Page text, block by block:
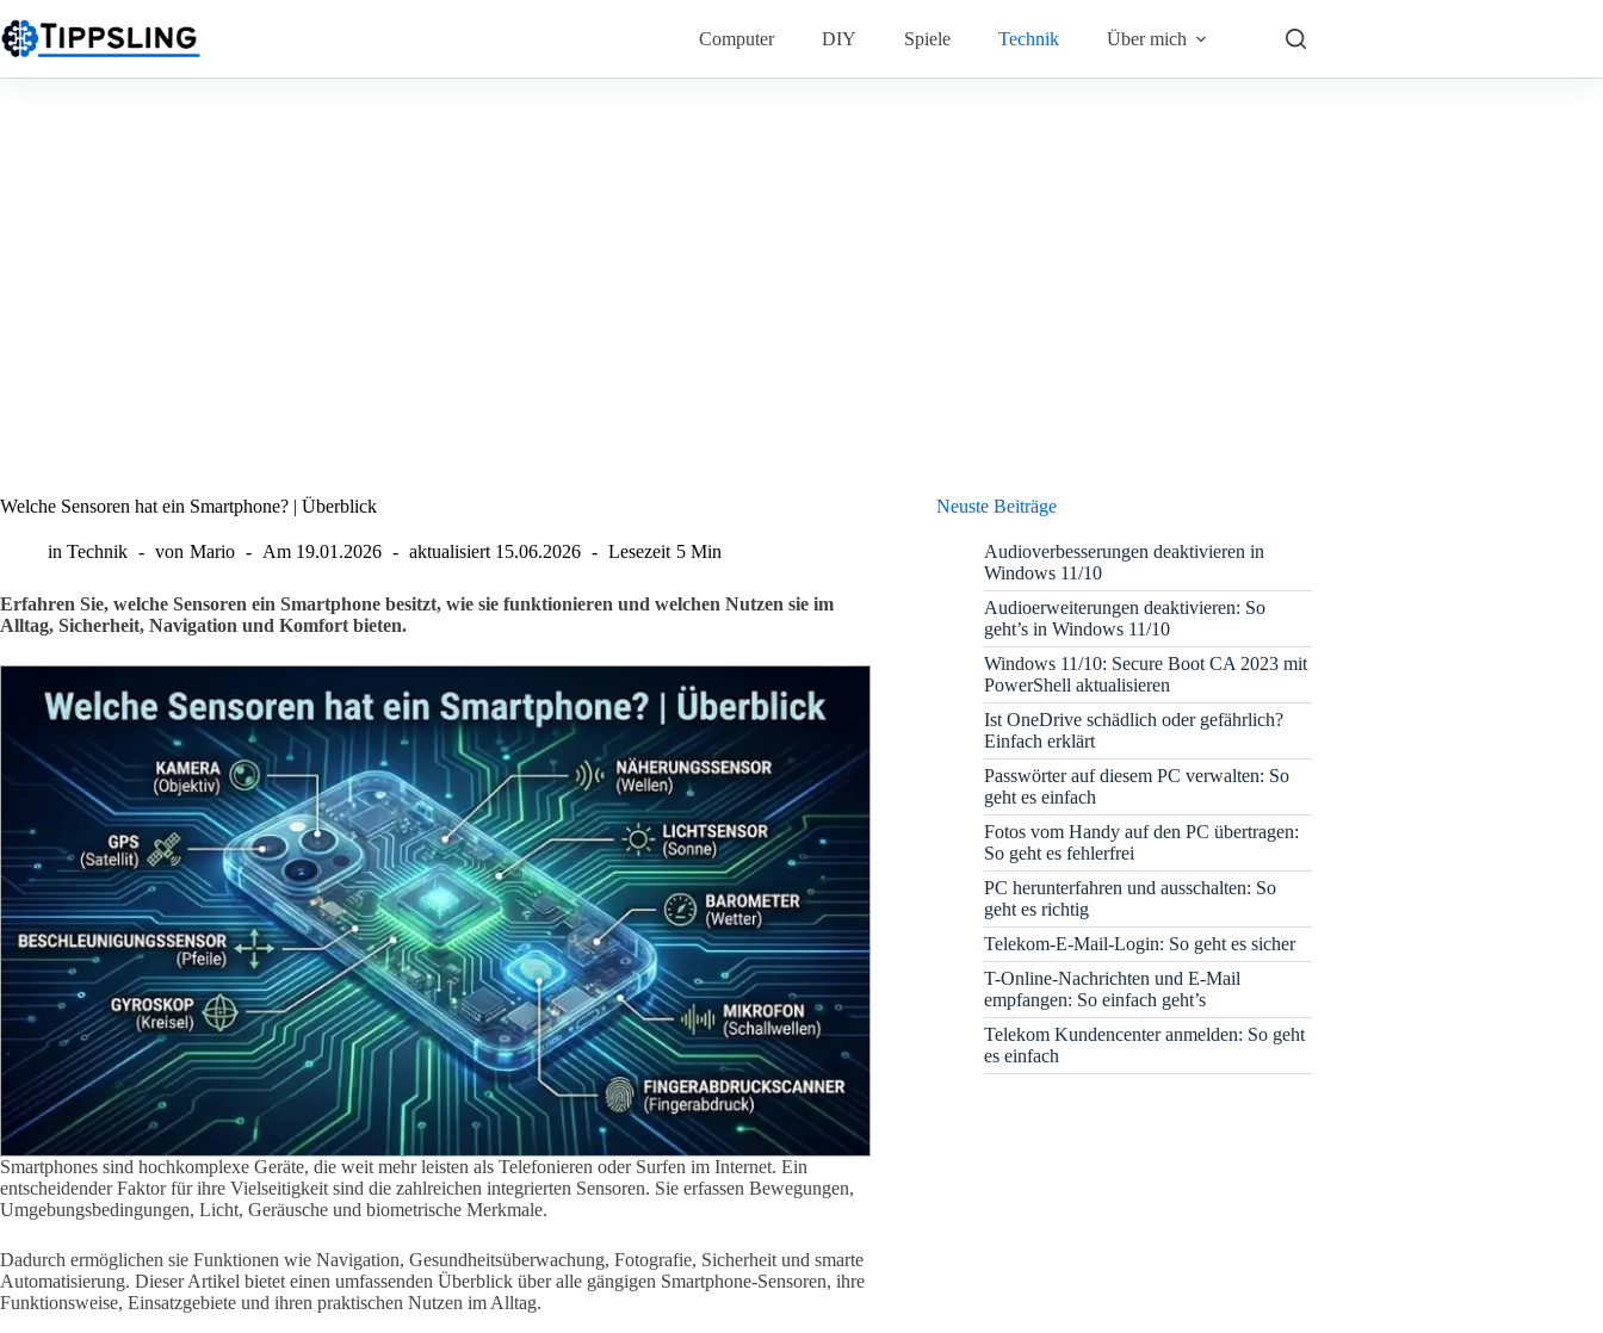
Inhalt
springen
Computer DIY Spiele Technik Über mich
Welche Sensoren hat ein Smartphone? | Überblick
in Technik von Mario Am 19.01.2026 aktualisiert 15.06.2026 Lesezeit 5 Min
Erfahren Sie, welche Sensoren ein Smartphone besitzt, wie sie funktionieren und welchen Nutzen sie im
Alltag, Sicherheit, Navigation und Komfort bieten.
Smartphones sind hochkomplexe Geräte, die weit mehr leisten als Telefonieren oder Surfen im Internet. Ein
entscheidender Faktor für ihre Vielseitigkeit sind die zahlreichen integrierten Sensoren. Sie erfassen Bewegungen,
Umgebungsbedingungen, Licht, Geräusche und biometrische Merkmale.
Dadurch ermöglichen sie Funktionen wie Navigation, Gesundheitsüberwachung, Fotografie, Sicherheit und smarte
Automatisierung. Dieser Artikel bietet einen umfassenden Überblick über alle gängigen Smartphone-Sensoren, ihre
Funktionsweise, Einsatzgebiete und ihren praktischen Nutzen im Alltag.
Neuste Beiträge
Audioverbesserungen deaktivieren in
Windows 11/10
Audioerweiterungen deaktivieren: So
geht’s in Windows 11/10
Windows 11/10: Secure Boot CA 2023 mit
PowerShell aktualisieren
Ist OneDrive schädlich oder gefährlich?
Einfach erklärt
Passwörter auf diesem PC verwalten: So
geht es einfach
Fotos vom Handy auf den PC übertragen:
So geht es fehlerfrei
PC herunterfahren und ausschalten: So
geht es richtig
Telekom-E-Mail-Login: So geht es sicher
T-Online-Nachrichten und E-Mail
empfangen: So einfach geht’s
Telekom Kundencenter anmelden: So geht
es einfach